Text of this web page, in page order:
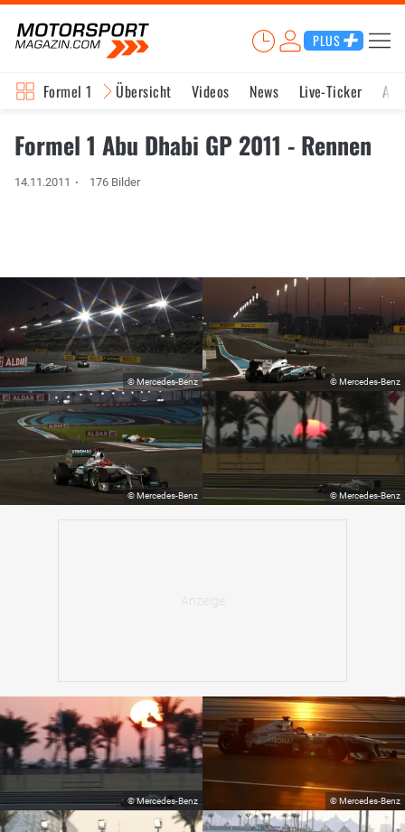
PLUS
Formel 1 Übersicht Videos News Live-Ticker
Formel 1 Abu Dhabi GP 2011 - Rennen
14.11.2011 176 Bilder